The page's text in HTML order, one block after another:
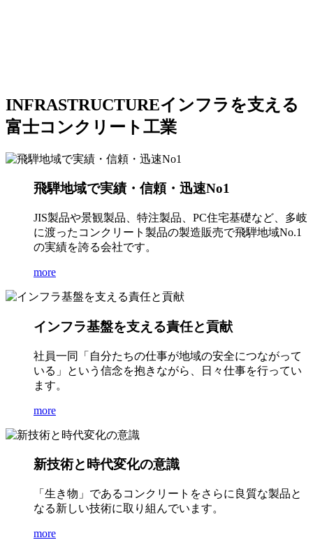
INFRASTRUCTUREインフラを支える
富士コンクリート工業
飛騨地域で実績・信頼・迅速No1
JIS製品や景観製品、特注製品、PC住宅基礎など、多岐
に渡ったコンクリート製品の製造販売で飛騨地域No.1
の実績を誇る会社です。
more
インフラ基盤を支える責任と貢献
社員一同「自分たちの仕事が地域の安全につながって
いる」という信念を抱きながら、日々仕事を行ってい
ます。
more
新技術と時代変化の意識
「生き物」であるコンクリートをさらに良質な製品と
なる新しい技術に取り組んでいます。
more